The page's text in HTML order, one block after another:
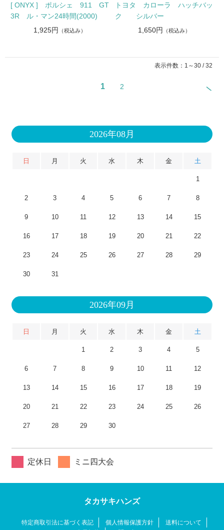
[ ONYX ] ポルシェ 911 GT
3R ル・マン24時間(2000)
1,925円 （税込み）
トヨタ カローラ ハッチバッ
ク シルバー
1,650円
（税込み）
表示件数：1～30 / 32
1 2
2026年08月
日 月 火 水 木 金 土
1
2 3 4 5 6 7 8
9 10 11 12 13 14 15
16 17 18 19 20 21 22
23 24 25 26 27 28 29
30 31
2026年09月
日 月 火 水 木 金 土
1 2 3 4 5
6 7 8 9 10 11 12
13 14 15 16 17 18 19
20 21 22 23 24 25 26
27 28 29 30
定休日 ミニ四大会
タカサキハンズ
特定商取引法に基づく表記 個人情報保護方針
送料について